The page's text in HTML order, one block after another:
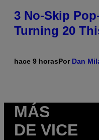
3 No-Skip
Turning 20
hace 9 horasPor Dan
MÁS
DE VICE